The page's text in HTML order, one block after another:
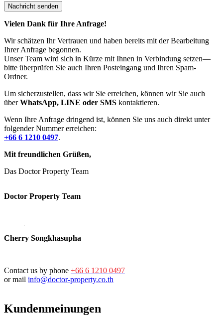
Vielen Dank für Ihre Anfrage!
Wir schätzen Ihr Vertrauen und haben bereits mit der Bearbeitung
Ihrer Anfrage begonnen.
Unser Team wird sich in Kürze mit Ihnen in Verbindung setzen—
bitte überprüfen Sie auch Ihren Posteingang und Ihren Spam-
Ordner.
Um sicherzustellen, dass wir Sie erreichen, können wir Sie auch
überWhatsApp, LINE oder SMS kontaktieren.
Wenn Ihre Anfrage dringend ist, können Sie uns auch direkt unter
folgender Nummer erreichen:
+66 6 1210 0497.
Mit freundlichen Grüßen,
Das Doctor Property Team
Doctor Property Team
Cherry Songkhasupha
Contact us by phone +66 6 1210 0497
or mail info@doctor-property.co.th
Kundenmeinungen